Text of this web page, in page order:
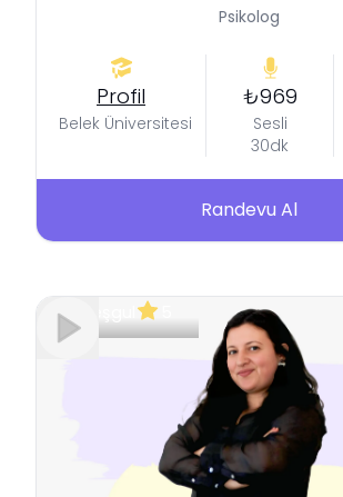
Psikolog
Profil
Belek Üniversitesi
₺969
Sesli
30dk
Randevu Al